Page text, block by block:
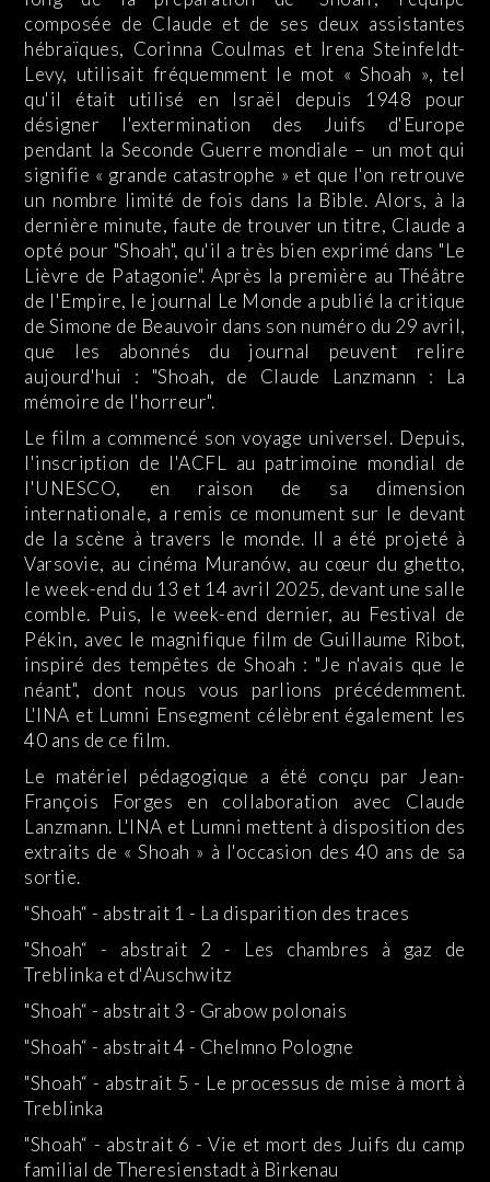
composée de Claude et de ses deux assistantes
hébraïques, Corinna Coulmas et Irena Steinfeldt-
Levy, utilisait fréquemment le mot « Shoah », tel
qu'il était utilisé en Israël depuis 1948 pour
désigner l'extermination des Juifs d'Europe
pendant la Seconde Guerre mondiale – un mot qui
signifie « grande catastrophe » et que l'on retrouve
un nombre limité de fois dans la Bible. Alors, à la
dernière minute, faute de trouver un titre, Claude a
opté pour "Shoah", qu'il a très bien exprimé dans "Le
Lièvre de Patagonie". Après la première au Théâtre
de l'Empire, le journal Le Monde a publié la critique
de Simone de Beauvoir dans son numéro du 29 avril,
que les abonnés du journal peuvent relire
aujourd'hui : "Shoah, de Claude Lanzmann : La
mémoire de l'horreur".
Le film a commencé son voyage universel. Depuis,
l'inscription de l'ACFL au patrimoine mondial de
l'UNESCO, en raison de sa dimension
internationale, a remis ce monument sur le devant
de la scène à travers le monde. Il a été projeté à
Varsovie, au cinéma Muranów, au cœur du ghetto,
le week-end du 13 et 14 avril 2025, devant une salle
comble. Puis, le week-end dernier, au Festival de
Pékin, avec le magnifique film de Guillaume Ribot,
inspiré des tempêtes de Shoah : "Je n'avais que le
néant", dont nous vous parlions précédemment.
L'INA et Lumni Ensegment célèbrent également les
40 ans de ce film.
Le matériel pédagogique a été conçu par Jean-
François Forges en collaboration avec Claude
Lanzmann. L'INA et Lumni mettent à disposition des
extraits de « Shoah » à l'occasion des 40 ans de sa
sortie.
"Shoah“ - abstrait 1 - La disparition des traces
"Shoah“ - abstrait 2 - Les chambres à gaz de
Treblinka et d'Auschwitz
"Shoah“ - abstrait 3 - Grabow polonais
"Shoah“ - abstrait 4 - Chelmno Pologne
"Shoah“ - abstrait 5 - Le processus de mise à mort à
Treblinka
"Shoah“ - abstrait 6 -Vie et mort des Juifs du camp
familial de Theresienstadt à Birkenau